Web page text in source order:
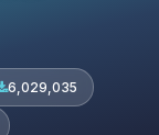
6,029,035